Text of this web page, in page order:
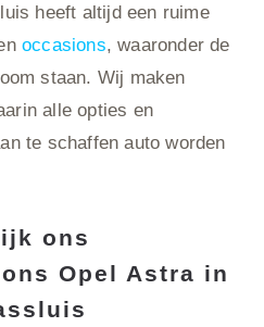
heeft altijd een ruime
occasions, waaronder de
staan. Wij maken
alle opties en
te schaffen auto worden
ons
Opel Astra in